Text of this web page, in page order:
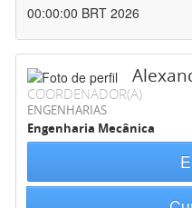
00:00:00 BRT 2026
COORDENADOR(A)
ENGENHARIAS
Engenharia Mecânica